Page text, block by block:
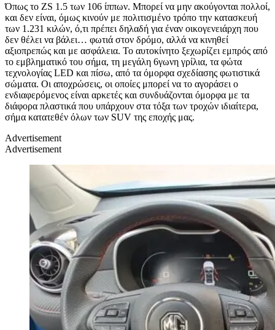
Όπως το ZS 1.5 των 106 ίππων. Μπορεί να μην ακούγονται πολλοί,
και δεν είναι, όμως κινούν με πολιτισμένο τρόπο την κατασκευή
των 1.231 κιλών, ό,τι πρέπει δηλαδή για έναν οικογενειάρχη που
δεν θέλει να βάλει… φωτιά στον δρόμο, αλλά να κινηθεί
αξιοπρεπώς και με ασφάλεια. Το αυτοκίνητο ξεχωρίζει εμπρός από
το εμβληματικό του σήμα, τη μεγάλη 6γωνη γρίλια, τα φώτα
τεχνολογίας LED και πίσω, από τα όμορφα σχεδίασης φωτιστικά
σώματα. Οι αποχρώσεις, οι οποίες μπορεί να το αγοράσει ο
ενδιαφερόμενος είναι αρκετές και συνδυάζονται όμορφα με τα
διάφορα πλαστικά που υπάρχουν στα τόξα των τροχών ιδιαίτερα,
σήμα κατατεθέν όλων των SUV της εποχής μας.
Advertisement
Advertisement